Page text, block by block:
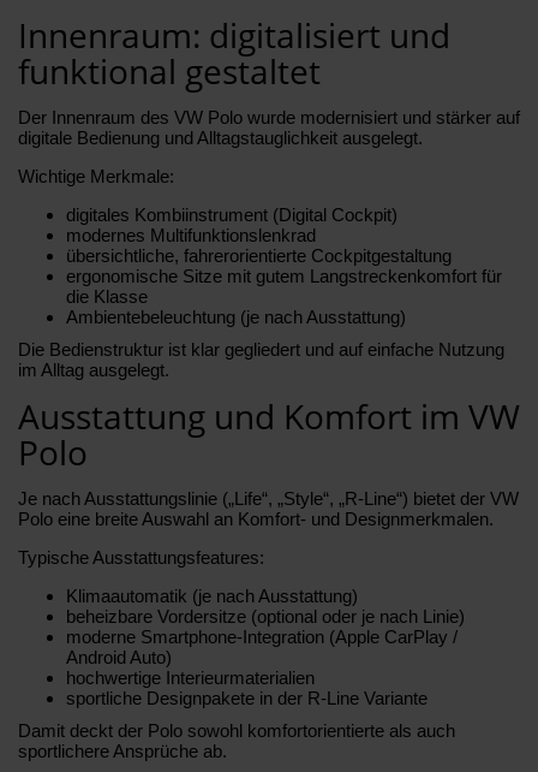
Innenraum: digitalisiert und
funktional gestaltet
Der Innenraum des VW Polo wurde modernisiert und stärker auf
digitale Bedienung und Alltagstauglichkeit ausgelegt.
Wichtige Merkmale:
digitales Kombiinstrument (Digital Cockpit)
modernes Multifunktionslenkrad
übersichtliche, fahrerorientierte Cockpitgestaltung
ergonomische Sitze mit gutem Langstreckenkomfort für
die Klasse
Ambientebeleuchtung (je nach Ausstattung)
Die Bedienstruktur ist klar gegliedert und auf einfache Nutzung
im Alltag ausgelegt.
Ausstattung und Komfort im VW
Polo
Je nach Ausstattungslinie („Life“, „Style“, „R-Line“) bietet der VW
Polo eine breite Auswahl an Komfort- und Designmerkmalen.
Typische Ausstattungsfeatures:
Klimaautomatik (je nach Ausstattung)
beheizbare Vordersitze (optional oder je nach Linie)
moderne Smartphone-Integration (Apple CarPlay /
Android Auto)
hochwertige Interieurmaterialien
sportliche Designpakete in der R-Line Variante
Damit deckt der Polo sowohl komfortorientierte als auch
sportlichere Ansprüche ab.